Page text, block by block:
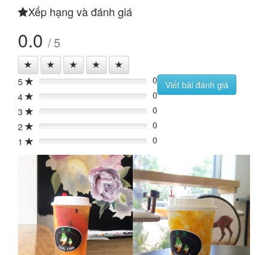
Xếp hạng và đánh giá
0.0 / 5
5 0%
0
4
0%
0
3
0%
0
2
0%
0
1
0% 0
Viết bài đánh giá